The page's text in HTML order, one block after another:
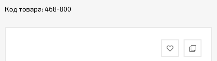
Код товара: 468-800